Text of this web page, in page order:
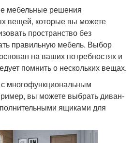
мебельные решения
вещей, которые вы можете
пространство без
правильную мебель. Выбор
на ваших потребностях и
помнить о нескольких вещах.
многофункциональным
вы можете выбрать диван-
ящиками для